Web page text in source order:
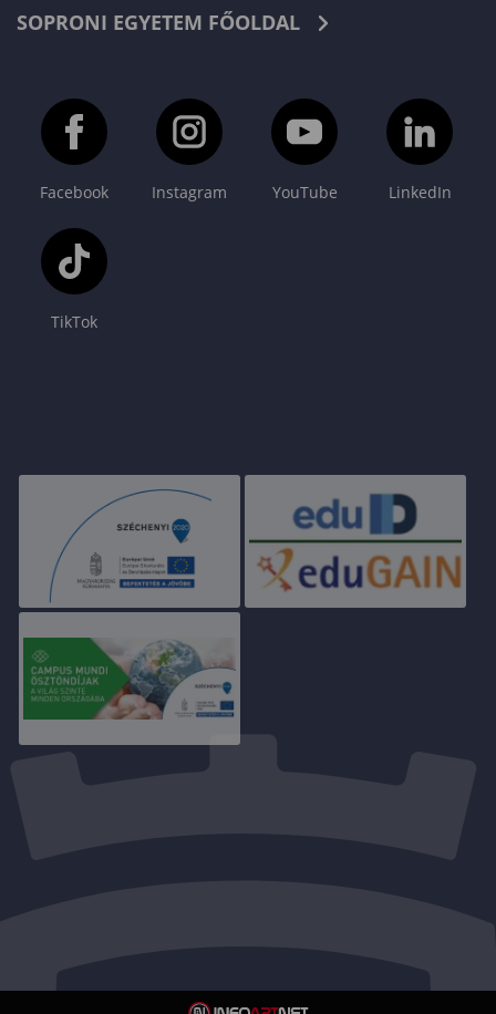
SOPRONI EGYETEM FŐOLDAL
Facebook Instagram YouTube LinkedIn
TikTok